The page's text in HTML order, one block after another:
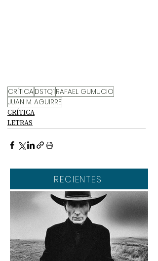
CRÍTICADSTQ1 RAFAEL GUMUCIO
JUAN M. AGUIRRE
CRÍTICA
LETRAS
RECIENTES